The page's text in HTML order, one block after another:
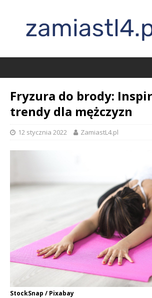
Fryzura do brody:
trendy dla mężczyzn
12 stycznia 2022 ZamiastL4.pl
StockSnap / Pixabay